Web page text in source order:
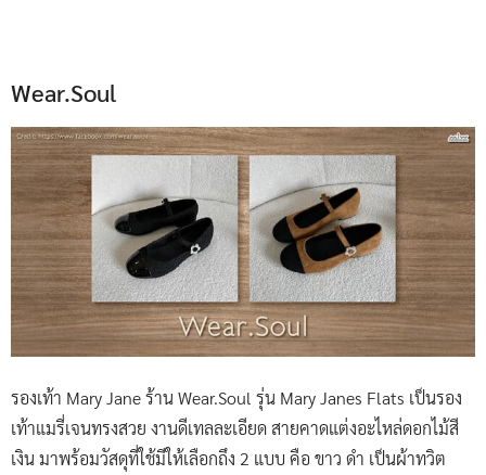
Wear.Soul
รองเท้า Mary Jane ร้าน Wear.Soul รุ่น Mary Janes Flats เป็นรอง
เท้าแมรี่เจนทรงสวย งานดีเทลละเอียด สายคาดแต่งอะไหล่ดอกไม้สี
เงิน มาพร้อมวัสดุที่ใช้มีให้เลือกถึง 2 แบบ คือ ขาว ดำ เป็นผ้าทวิต